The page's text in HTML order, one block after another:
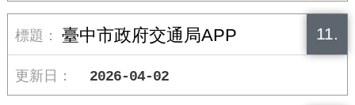
11.
臺中市政府交通局APP
2026-04-02